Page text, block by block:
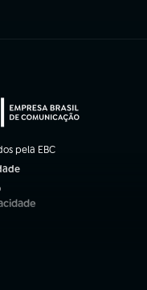
aba)
pela EBC